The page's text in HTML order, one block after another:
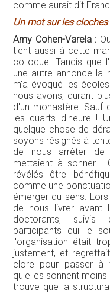
comme aurait dit
Un mot sur les cloches
Amy Cohen-Varela :
tient aussi à cette
colloque. Tandis que
une autre annonce la
m'a évoqué les
nous avons, durant
d'un monastère. Sauf
les quarts d'heure !
quelque chose de
soyons résignés à
de nous arrêter de
mettaient à sonner !
révélés être
comme une
émerger du sens.
de nous livrer avant
doctorants, suivis
participants qui le
l'organisation était
justement, et
clore pour passer à
qu'elles sonnent
trouve que la